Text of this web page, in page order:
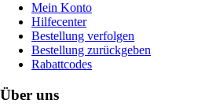
Mein Konto
Hilfecenter
Bestellung verfolgen
Bestellung zurückgeben
Rabattcodes
Über uns